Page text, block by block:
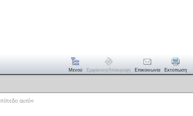
Μενού Εμφάνιση/απόκρυψη Επικοινωνία Εκτύπωση